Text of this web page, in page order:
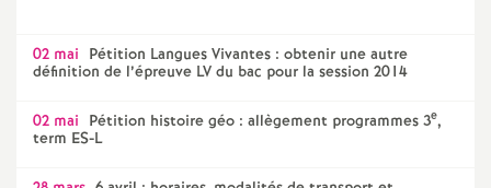
02 mai Pétition Langues Vivantes : obtenir une autre
définition de l’épreuve LV du bac pour la session 2014
02 mai Pétition histoire géo : allègement programmes 3e,
term ES-L